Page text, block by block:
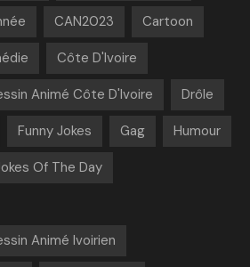
CAN2023 Cartoon
Côte D'Ivoire
Animé Côte D'Ivoire Drôle
Funny Jokes Gag Humour
Of The Day
Animé Ivoirien